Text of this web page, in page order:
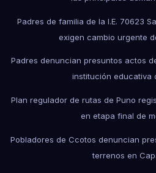
Padres de familia de la I.E. 70623
exigen cambio urgente
Padres denuncian presuntos actos
institución educativa
Plan regulador de rutas de Puno
en etapa final de
Pobladores de Ccotos denuncian
terrenos en